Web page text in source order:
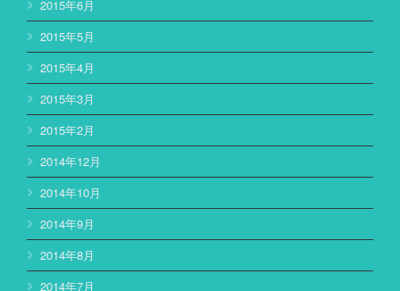
2015年6月
2015年5月
2015年4月
2015年3月
2015年2月
2014年12月
2014年10月
2014年9月
2014年8月
2014年7月